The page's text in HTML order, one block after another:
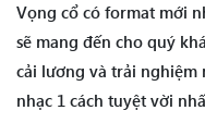
Vọng cổ có format mới
sẽ mang đến cho quý
cải lương và trải nghiệm
nhạc 1 cách tuyệt vời